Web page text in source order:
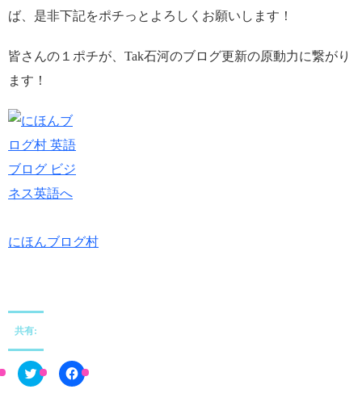
ば、是非下記をポチっとよろしくお願いします！
皆さんの１ポチが、Tak石河のブログ更新の原動力に繋がり
ます！
にほんブログ村
共有:
C
l
F
a